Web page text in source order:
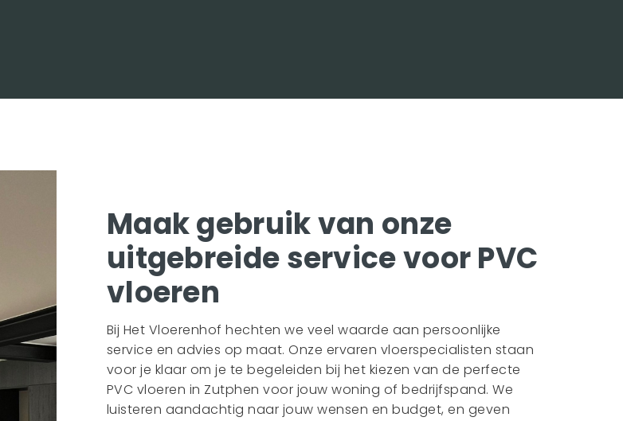
Maak gebruik van onze
uitgebreide service voor PVC
vloeren
Bij Het Vloerenhof hechten we veel waarde aan persoonlijke
service en advies op maat. Onze ervaren vloerspecialisten staan
voor je klaar om je te begeleiden bij het kiezen van de perfecte
PVC vloeren in Zutphen voor jouw woning of bedrijfspand. We
luisteren aandachtig naar jouw wensen en budget, en geven